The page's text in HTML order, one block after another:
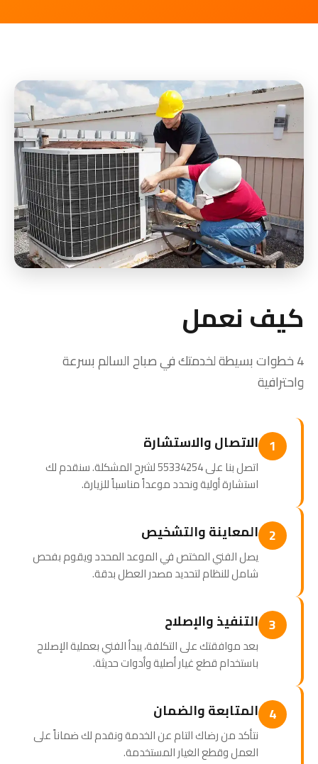
كيف نعمل
4 خطوات بسيطة لخدمتك في صباح السالم بسرعة
واحترافية
1 الاتصال والاستشارة
اتصل بنا على 55334254 لشرح المشكلة. سنقدم لك
استشارة أولية ونحدد موعداً مناسباً للزيارة.
2 المعاينة والتشخيص
يصل الفني المختص في الموعد المحدد ويقوم بفحص
شامل للنظام لتحديد مصدر العطل بدقة.
3 التنفيذ والإصلاح
بعد موافقتك على التكلفة، يبدأ الفني بعملية الإصلاح
باستخدام قطع غيار أصلية وأدوات حديثة.
4 المتابعة والضمان
نتأكد من رضاك التام عن الخدمة ونقدم لك ضماناً على
العمل وقطع الغيار المستخدمة.